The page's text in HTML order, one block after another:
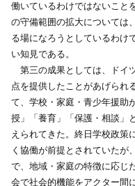
働いているわけではないこと
の守備範囲の拡大については
る場になろうとしているわけ
い知見である。
第三の成果としては、ドイ
点を提供したことがあげられ
て、学校・家庭・青少年援助
授」「養育」「保護・相談」
えられてきた。終日学校政策
く協働が前提とされていたが
で、地域・家庭の特徴に応じ
会で社会的機能をアクター間